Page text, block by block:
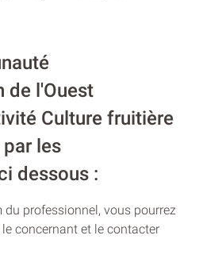
de l'Ouest
Culture fruitière
les
dessous :
du professionnel, vous pourrez
concernant et le contacter